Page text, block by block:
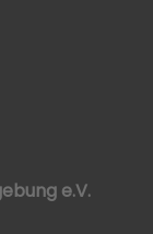
e.V.